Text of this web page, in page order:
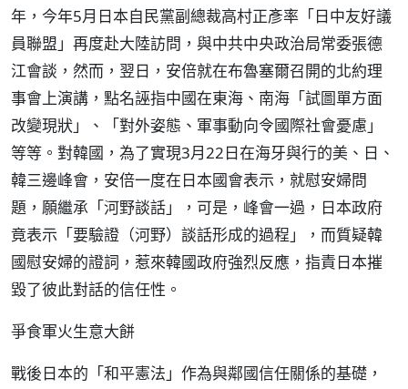
年，今年5月日本自民黨副總裁高村正彥率「日中友好議
員聯盟」再度赴大陸訪問，與中共中央政治局常委張德
江會談，然而，翌日，安倍就在布魯塞爾召開的北約理
事會上演講，點名誣指中國在東海、南海「試圖單方面
改變現狀」、「對外姿態、軍事動向令國際社會憂慮」
等等。對韓國，為了實現3月22日在海牙與行的美、日、
韓三邊峰會，安倍一度在日本國會表示，就慰安婦問
題，願繼承「河野談話」，可是，峰會一過，日本政府
竟表示「要驗證（河野）談話形成的過程」，而質疑韓
國慰安婦的證詞，惹來韓國政府強烈反應，指責日本摧
毀了彼此對話的信任性。
爭食軍火生意大餅
戰後日本的「和平憲法」作為與鄰國信任關係的基礎，